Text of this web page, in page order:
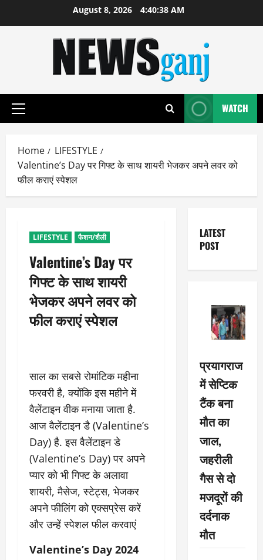
August 8, 2026 4:40:38 AM
Primary
WATCH
Home
LIFESTYLE
Valentine’s Day पर गिफ्ट के साथ शायरी भेजकर अपने लवर को
फील कराएं स्पेशल
LIFESTYLE फैशन/शैली
Valentine’s Day पर
गिफ्ट के साथ शायरी
भेजकर अपने लवर को
फील कराएं स्पेशल
साल का सबसे रोमांटिक महीना
फरवरी है, क्योंकि इस महीने में
वैलेंटाइन वीक मनाया जाता है.
आज वैलेंटाइन डै (Valentine’s
Day) है. इस वैलेंटाइन डे
(Valentine’s Day) पर अपने
प्यार को भी गिफ्ट के अलावा
शायरी, मैसेज, स्टेट्स, भेजकर
अपने फीलिंग को एक्सप्रेस करें
और उन्हें स्पेशल फील करवाएं
Valentine’s Day 2024
LATEST
POST
प्रयागराज
में सेप्टिक
टैंक बना
मौत का
जाल,
जहरीली
गैस से दो
मजदूरों की
दर्दनाक
मौत